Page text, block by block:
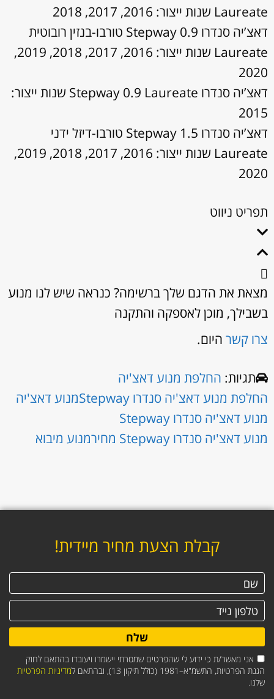
Laureate שנות ייצור: 2016, 2017, 2018
דאצ’יה סנדרו Stepway 0.9 טורבו-בנזין רובוטית
Laureate שנות ייצור: 2016, 2017, 2018, 2019,
2020
דאצ’יה סנדרו Stepway 0.9 Laureate שנות ייצור:
2015
דאצ’יה סנדרו Stepway 1.5 טורבו-דיזל ידני
Laureate שנות ייצור: 2016, 2017, 2018, 2019,
2020
תפריט ניווט
מצאת את הדגם שלך ברשימה? כנראה שיש לנו מנוע
בשבילך, מוכן לאספקה והתקנה
צרו קשר היום.
תגיות: החלפת מנוע דאצ'יה
החלפת מנוע דאצ'יה סנדרו Stepway
מנוע דאצ'יה
מנוע דאצ'יה סנדרו Stepway
מנוע דאצ'יה סנדרו Stepway מחיר
מנוע מיבוא
קבלת הצעת מחיר מיידית!
אני מאשר/ת כי ידוע לי שהפרטים שמסרתי יישמרו ויעובדו בהתאם לחוק
הגנת הפרטיות, התשמ"א–1981 (כולל תיקון 13), ובהתאם ל
מדיניות הפרטיות
שלנו.
שלח